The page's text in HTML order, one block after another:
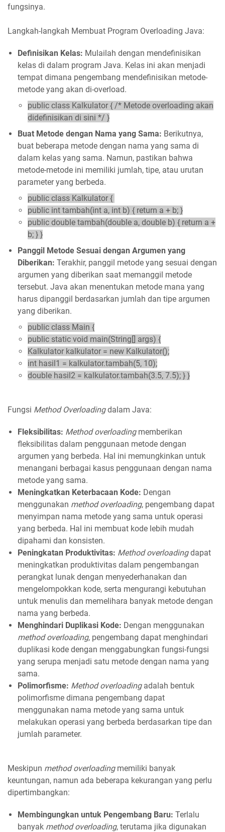
fungsinya.
Langkah-langkah Membuat Program Overloading Java:
Definisikan Kelas: Mulailah dengan mendefinisikan
kelas di dalam program Java. Kelas ini akan menjadi
tempat dimana pengembang mendefinisikan metode-
metode yang akan di-overload.
public class Kalkulator { /* Metode overloading akan
didefinisikan di sini */ }
Buat Metode dengan Nama yang Sama: Berikutnya,
buat beberapa metode dengan nama yang sama di
dalam kelas yang sama. Namun, pastikan bahwa
metode-metode ini memiliki jumlah, tipe, atau urutan
parameter yang berbeda.
public class Kalkulator {
public int tambah(int a, int b) { return a + b; }
public double tambah(double a, double b) { return a +
b; } }
Panggil Metode Sesuai dengan Argumen yang
Diberikan: Terakhir, panggil metode yang sesuai dengan
argumen yang diberikan saat memanggil metode
tersebut. Java akan menentukan metode mana yang
harus dipanggil berdasarkan jumlah dan tipe argumen
yang diberikan.
public class Main {
public static void main(String[] args) {
Kalkulator kalkulator = new Kalkulator();
int hasil1 = kalkulator.tambah(5, 10);
double hasil2 = kalkulator.tambah(3.5, 7.5); } }
Fungsi Method Overloadingdalam Java:
Fleksibilitas: Method overloadingmemberikan
fleksibilitas dalam penggunaan metode dengan
argumen yang berbeda. Hal ini memungkinkan untuk
menangani berbagai kasus penggunaan dengan nama
metode yang sama.
Meningkatkan Keterbacaan Kode: Dengan
menggunakan method overloading, pengembang dapat
menyimpan nama metode yang sama untuk operasi
yang berbeda. Hal ini membuat kode lebih mudah
dipahami dan konsisten.
Peningkatan Produktivitas: Method overloadingdapat
meningkatkan produktivitas dalam pengembangan
perangkat lunak dengan menyederhanakan dan
mengelompokkan kode, serta mengurangi kebutuhan
untuk menulis dan memelihara banyak metode dengan
nama yang berbeda.
Menghindari Duplikasi Kode: Dengan menggunakan
method overloading, pengembang dapat menghindari
duplikasi kode dengan menggabungkan fungsi-fungsi
yang serupa menjadi satu metode dengan nama yang
sama.
Polimorfisme: Method overloadingadalah bentuk
polimorfisme dimana pengembang dapat
menggunakan nama metode yang sama untuk
melakukan operasi yang berbeda berdasarkan tipe dan
jumlah parameter.
Meskipun method overloadingmemiliki banyak
keuntungan, namun ada beberapa kekurangan yang perlu
dipertimbangkan:
Membingungkan untuk Pengembang Baru: Terlalu
banyak method overloading, terutama jika digunakan